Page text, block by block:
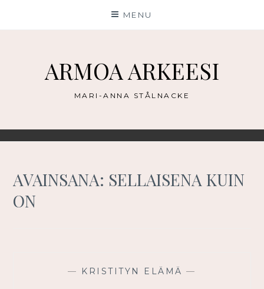
MENU
ARMOA ARKEESI
MARI-ANNA STÅLNACKE
AVAINSANA: SELLAISENA KUIN
ON
— KRISTITYN ELÄMÄ —